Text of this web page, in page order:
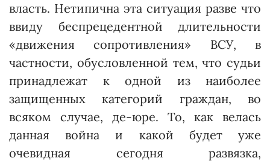
власть. Нетипична эта ситуация разве что
ввиду беспрецедентной длительности
«движения сопротивления» ВСУ, в
частности, обусловленной тем, что судьи
принадлежат к одной из наиболее
защищенных категорий граждан, во
всяком случае, де-юре. То, как велась
данная война и какой будет уже
очевидная сегодня развязка,